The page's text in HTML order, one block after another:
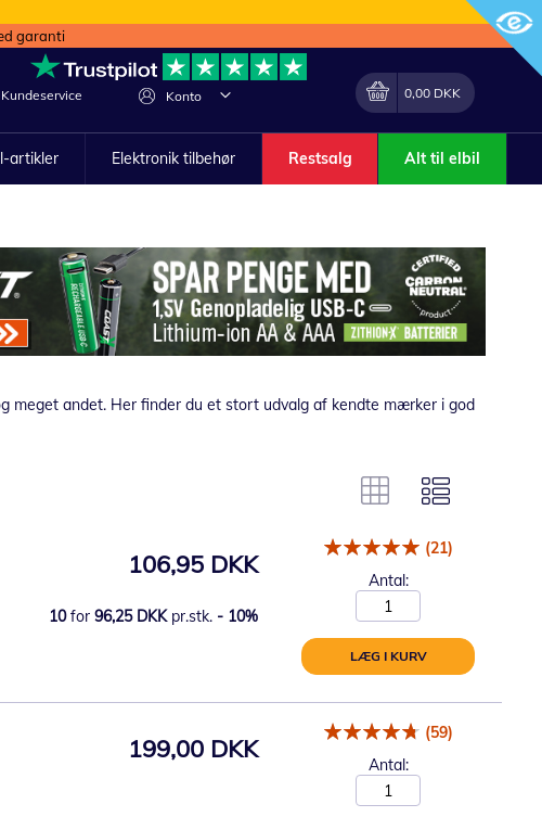
garanti
Konto
Lave
Min indkøbskurv
0,00 DKK
Kundeservice
artikler Elektronik tilbehør Restsalg Alt til elbil
meget andet. Her finder du et stort udvalg af kendte mærker i god
106,95 DKK
10for 96,25 DKK pr.stk. - 10%
(21)
Antal:
LÆG I KURV
199,00 DKK
(59)
Antal: